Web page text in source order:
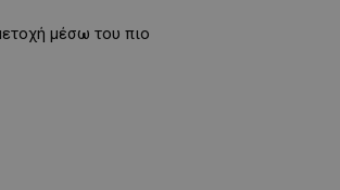
μέσω του πιο